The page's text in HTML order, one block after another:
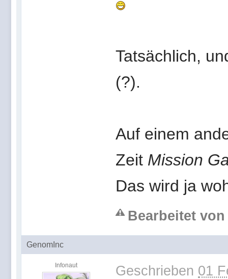
Tatsächlich,
(?).
Auf einem
Zeit Mission
Das wird ja
Bearbeitet von
GenomInc
Infonaut Geschrieben 01